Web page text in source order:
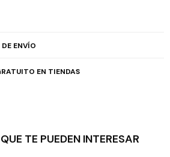
ENVÍO
EN TIENDAS
TE PUEDEN INTERESAR